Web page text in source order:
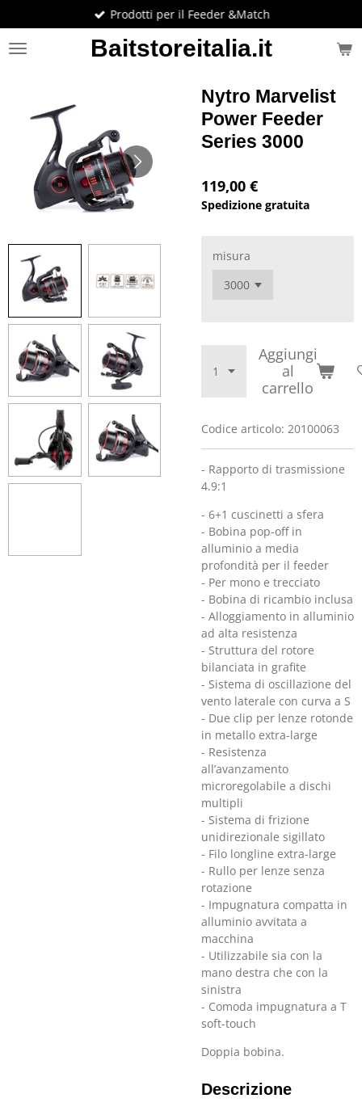
al
contenuto
Baitstoreitalia.it
Prodotti per il Feeder &Match
Nytro Marvelist
Power Feeder
Series 3000
119,00 €
Spedizione gratuita
misura
Aggiungi
al
carrello
Codice articolo: 20100063
- Rapporto di trasmissione
4.9:1
- 6+1 cuscinetti a sfera
- Bobina pop-off in
alluminio a media
profondità per il feeder
- Per mono e trecciato
- Bobina di ricambio inclusa
- Alloggiamento in alluminio
ad alta resistenza
- Struttura del rotore
bilanciata in grafite
- Sistema di oscillazione del
vento laterale con curva a S
- Due clip per lenze rotonde
in metallo extra-large
- Resistenza
all’avanzamento
microregolabile a dischi
multipli
- Sistema di frizione
unidirezionale sigillato
- Filo longline extra-large
- Rullo per lenze senza
rotazione
- Impugnatura compatta in
alluminio avvitata a
macchina
- Utilizzabile sia con la
mano destra che con la
sinistra
- Comoda impugnatura a T
soft-touch
Doppia bobina.
Descrizione